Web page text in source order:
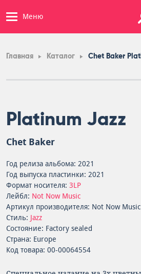
Меню
Главная Каталог Chet Baker
Platinum Jazz
Chet Baker
Год релиза альбома: 2021
Год выпуска пластинки: 2021
Формат носителя: 3LP
Лейбл: Not Now Music
Артикул производителя: Not Now
Стиль: Jazz
Состояние: Factory sealed
Страна: Europe
Код товара: 00-00064554